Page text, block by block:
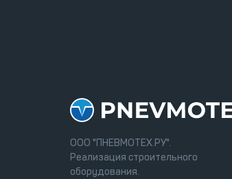
ООО "ПНЕВМОТЕХ.РУ".
Реализация строительного
оборудования.